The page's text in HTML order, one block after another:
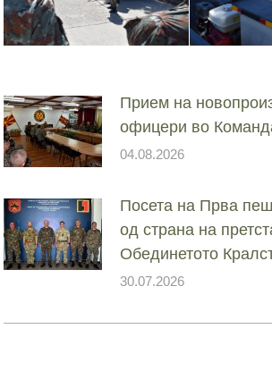
Прием на
офицери во
04.08.2026
Посета на Прва
од страна на
Обединетото
30.07.2026